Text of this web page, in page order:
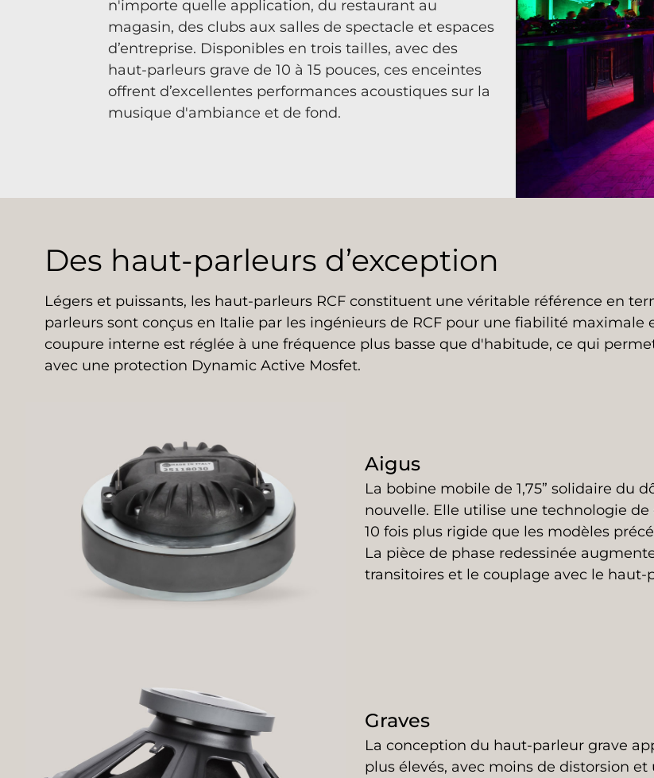
n'importe quelle application, du restaurant au
magasin, des clubs aux salles de spectacle et espaces
d’entreprise. Disponibles en trois tailles, avec des
haut-parleurs grave de 10 à 15 pouces, ces enceintes
offrent d’excellentes performances acoustiques sur la
musique d'ambiance et de fond.
Des haut-parleurs d’exception
Légers et puissants, les haut-parleurs RCF constituent une véritable référence en
parleurs sont conçus en Italie par les ingénieurs de RCF pour une fiabilité
coupure interne est réglée à une fréquence plus basse que d'habitude, ce qui
avec une protection Dynamic Active Mosfet.
Aigus
La bobine mobile de 1,75” solidaire du
nouvelle. Elle utilise une technologie
10 fois plus rigide que les modèles
La pièce de phase redessinée
transitoires et le couplage avec le haut-
Graves
La conception du haut-parleur grave
plus élevés, avec moins de distorsion